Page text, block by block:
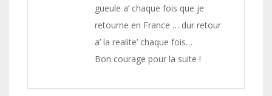
gueule a’ chaque fois que je
retourne en France … dur retour
a’ la realite’ chaque fois…
Bon courage pour la suite !